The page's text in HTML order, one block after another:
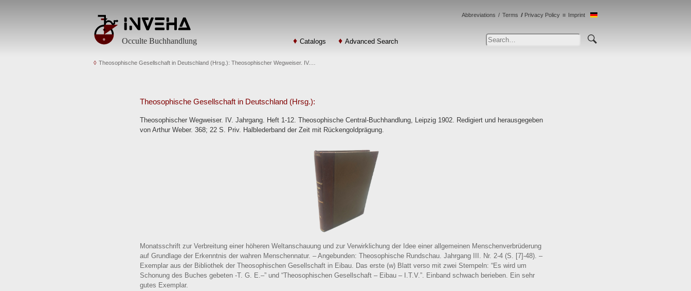
Occulte Buchhandlung Catalogs Advanced Search
Abbreviations Terms Privacy Policy Imprint
Theosophische Gesellschaft in Deutschland (Hrsg.): Theosophischer Wegweiser. IV.…
Theosophische Gesellschaft in Deutschland (Hrsg.):
Theosophischer Wegweiser. IV. Jahrgang. Heft 1-12. Theosophische Central-Buchhandlung, Leipzig 1902. Redigiert und herausgegeben
von Arthur Weber. 368; 22 S. Priv. Halblederband der Zeit mit Rückengoldprägung.
Monatsschrift zur Verbreitung einer höheren Weltanschauung und zur Verwirklichung der Idee einer allgemeinen Menschenverbrüderung
auf Grundlage der Erkenntnis der wahren Menschennatur. – Angebunden: Theosophische Rundschau. Jahrgang III. Nr. 2-4 (S. [7]-48). –
Exemplar aus der Bibliothek der Theosophischen Gesellschaft in Eibau. Das erste (w) Blatt verso mit zwei Stempeln: “Es wird um
Schonung des Buches gebeten -T. G. E.–” und “Theosophischen Gesellschaft – Eibau – I.T.V.”. Einband schwach berieben. Ein sehr
gutes Exemplar.